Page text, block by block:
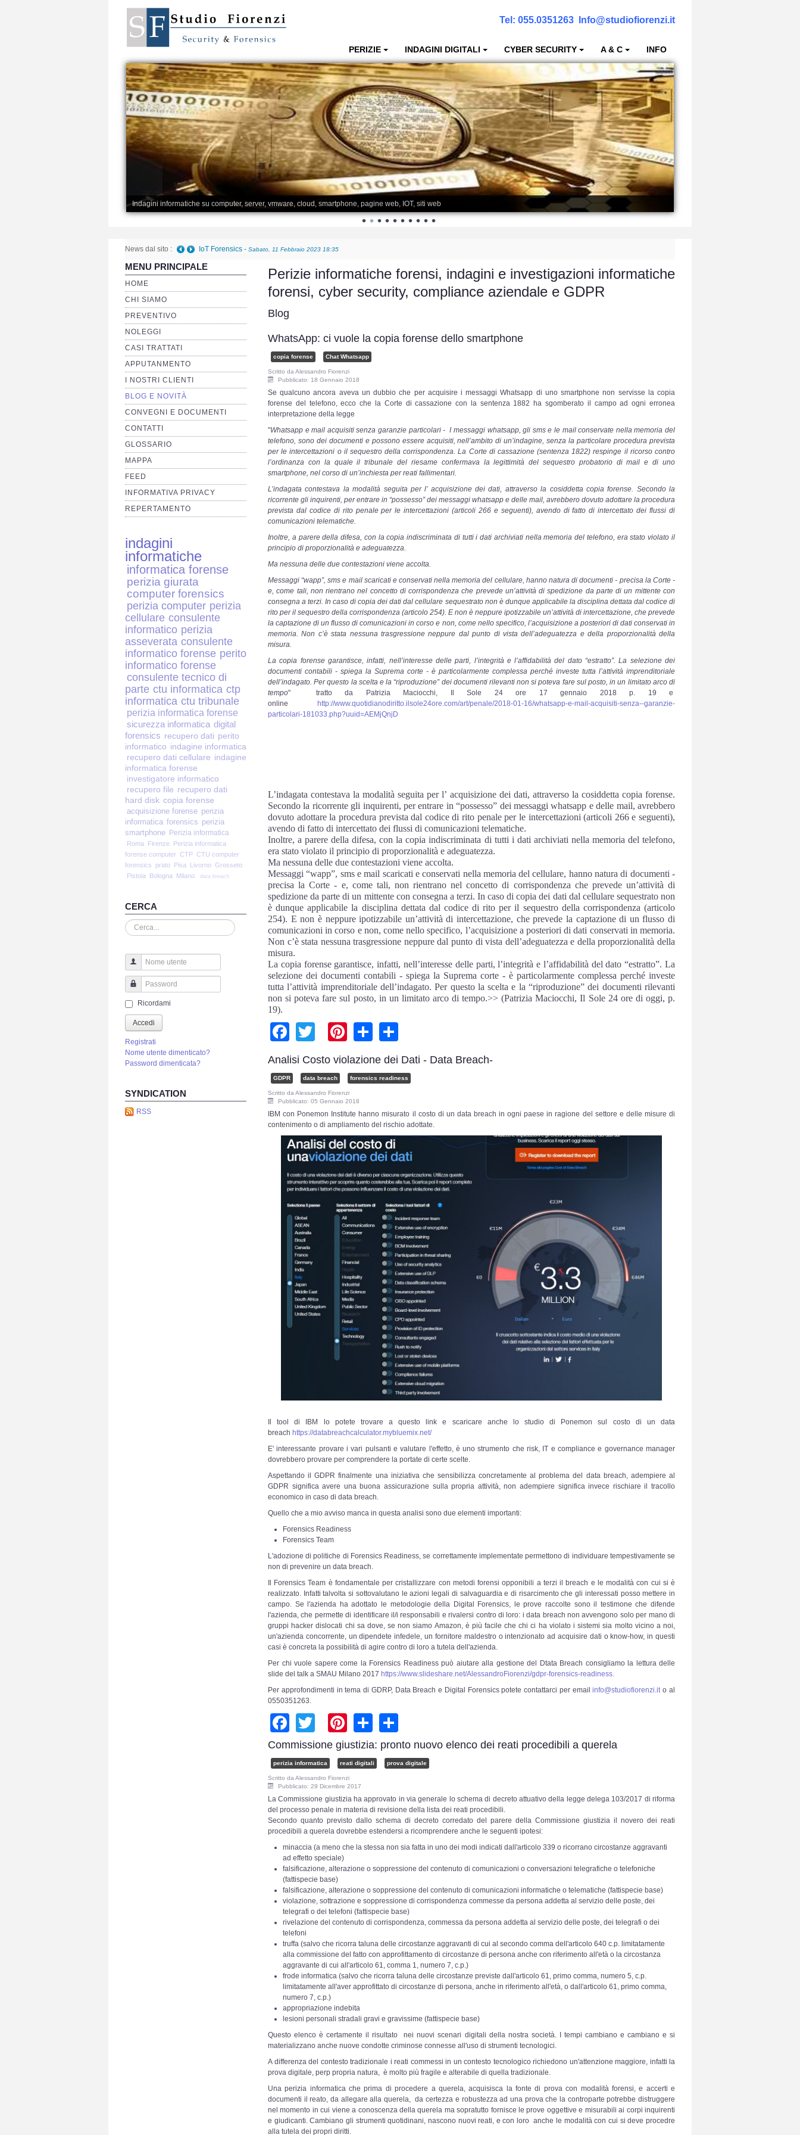
Tel: 055.0351263 Info@studiofiorenzi.it
PERIZIE INDAGINI DIGITALI CYBER SECURITY A & C INFO
Indagini informatiche su computer, server, vmware, cloud, smartphone, pagine web, IOT, siti web
News dal sito : Telefono danneggiato posso recuperare i dati anche a fini giudiziari?
MENU PRINCIPALE
HOME
CHI SIAMO
PREVENTIVO
NOLEGGI
CASI TRATTATI
APPUTANMENTO
I NOSTRI CLIENTI
BLOG E NOVITÀ
CONVEGNI E DOCUMENTI
CONTATTI
GLOSSARIO
MAPPA
FEED
INFORMATIVA PRIVACY
REPERTAMENTO
indagini
informatiche
informatica forense
perizia giurata
computer forensics
perizia computer perizia
cellulare consulente
informatico perizia
asseverata consulente
informatico forense perito
informatico forense
consulente tecnico di
parte ctu informatica ctp
informatica ctu tribunale
perizia informatica forense
sicurezza informatica digital
forensics recupero dati perito
informatico indagine informatica
recupero dati cellulare indagine
informatica forense
investigatore informatico
recupero file recupero dati
hard disk copia forense
acquisizione forense perizia
informatica forensics perizia
smartphone Perizia informatica
Roma Firenze Perizia informatica
forense computer CTP CTU computer
forensics
prato Pisa Livorno Grosseto
Pistoia
Bologna Milano. data breach
CERCA
Cerca...
Nome utente
Password
Ricordami
Accedi
Registrati
Nome utente dimenticato?
Password dimenticata?
SYNDICATION
RSS
Perizie informatiche forensi, indagini e investigazioni informatiche
forensi, cyber security, compliance aziendale e GDPR
Blog
WhatsApp: ci vuole la copia forense dello smartphone
copia forense Chat Whatsapp
Scritto da Alessandro Fiorenzi
Pubblicato: 18 Gennaio 2018
Se qualcuno ancora aveva un dubbio che per acquisire i messaggi Whatsapp di uno smartphone non servisse la copia
forense del telefono, ecco che la Corte di cassazione con la sentenza 1882 ha sgomberato il campo ad ogni erronea
interpretazione della legge
"Whatsapp e mail acquisiti senza garanzie particolari - I messaggi whatsapp, gli sms e le mail conservate nella memoria del
telefono, sono dei documenti e possono essere acquisiti, nell’ambito di un’indagine, senza la particolare procedura prevista
per le intercettazioni o il sequestro della corrispondenza. La Corte di cassazione (sentenza 1822) respinge il ricorso contro
l’ordinanza con la quale il tribunale del riesame confermava la legittimità del sequestro probatorio di mail e di uno
smartphone, nel corso di un’inchiesta per reati fallimentari.
L’indagata contestava la modalità seguita per l’ acquisizione dei dati, attraverso la cosiddetta copia forense. Secondo la
ricorrente gli inquirenti, per entrare in “possesso” dei messaggi whatsapp e delle mail, avrebbero dovuto adottare la procedura
prevista dal codice di rito penale per le intercettazioni (articoli 266 e seguenti), avendo di fatto di intercettato dei flussi di
comunicazioni telematiche.
Inoltre, a parere della difesa, con la copia indiscriminata di tutti i dati archiviati nella memoria del telefono, era stato violato il
principio di proporzionalità e adeguatezza.
Ma nessuna delle due contestazioni viene accolta.
Messaggi “wapp”, sms e mail scaricati e conservati nella memoria del cellulare, hanno natura di documenti - precisa la Corte -
e, come tali, non rientrano nel concetto di corrispondenza che prevede un’attività di spedizione da parte di un mittente con
consegna a terzi. In caso di copia dei dati dal cellulare sequestrato non è dunque applicabile la disciplina dettata dal codice di
rito per il sequestro della corrispondenza (articolo 254). E non è neppure ipotizzabile un’attività di intercettazione, che prevede
la captazione di un flusso di comunicazioni in corso e non, come nello specifico, l’acquisizione a posteriori di dati conservati in
memoria. Non c’è stata nessuna trasgressione neppure dal punto di vista dell’adeguatezza e della proporzionalità della
misura.
La copia forense garantisce, infatti, nell’interesse delle parti, l’integrità e l’affidabilità del dato “estratto”. La selezione dei
documenti contabili - spiega la Suprema corte - è particolarmente complessa perché investe tutta l’attività imprenditoriale
dell’indagato. Per questo la scelta e la “riproduzione” dei documenti rilevanti non si poteva fare sul posto, in un limitato arco di
tempo" tratto da Patrizia Maciocchi, Il Sole 24 ore 17 gennaio 2018 p. 19 e
online http://www.quotidianodiritto.ilsole24ore.com/art/penale/2018-01-16/whatsapp-e-mail-acquisiti-senza--garanzie-
particolari-181033.php?uuid=AEMjQnjD
L’indagata contestava la modalità seguita per l’ acquisizione dei dati, attraverso la cosiddetta copia forense.
Secondo la ricorrente gli inquirenti, per entrare in “possesso” dei messaggi whatsapp e delle mail, avrebbero
dovuto adottare la procedura prevista dal codice di rito penale per le intercettazioni (articoli 266 e seguenti),
avendo di fatto di intercettato dei flussi di comunicazioni telematiche.
Inoltre, a parere della difesa, con la copia indiscriminata di tutti i dati archiviati nella memoria del telefono,
era stato violato il principio di proporzionalità e adeguatezza.
Ma nessuna delle due contestazioni viene accolta.
Messaggi “wapp”, sms e mail scaricati e conservati nella memoria del cellulare, hanno natura di documenti -
precisa la Corte - e, come tali, non rientrano nel concetto di corrispondenza che prevede un’attività di
spedizione da parte di un mittente con consegna a terzi. In caso di copia dei dati dal cellulare sequestrato non
è dunque applicabile la disciplina dettata dal codice di rito per il sequestro della corrispondenza (articolo
254). E non è neppure ipotizzabile un’attività di intercettazione, che prevede la captazione di un flusso di
comunicazioni in corso e non, come nello specifico, l’acquisizione a posteriori di dati conservati in memoria.
Non c’è stata nessuna trasgressione neppure dal punto di vista dell’adeguatezza e della proporzionalità della
misura.
La copia forense garantisce, infatti, nell’interesse delle parti, l’integrità e l’affidabilità del dato “estratto”. La
selezione dei documenti contabili - spiega la Suprema corte - è particolarmente complessa perché investe
tutta l’attività imprenditoriale dell’indagato. Per questo la scelta e la “riproduzione” dei documenti rilevanti
non si poteva fare sul posto, in un limitato arco di tempo.>> (Patrizia Maciocchi, Il Sole 24 ore di oggi, p.
19).
Facebook
TwitterPinterest
Share
Analisi Costo violazione dei Dati - Data Breach-
GDPR data breach forensics readiness
Scritto da Alessandro Fiorenzi
Pubblicato: 05 Gennaio 2018
IBM con Ponemon Institute hanno misurato il costo di un data breach in ogni paese in ragione del settore e delle misure di
contenimento o di ampliamento del rischio adottate.
Il tool di IBM lo potete trovare a questo link e scaricare anche lo studio di Ponemon sul costo di un data
breach https://databreachcalculator.mybluemix.net/
E' interessante provare i vari pulsanti e valutare l'effetto, è uno strumento che risk, IT e compliance e governance manager
dovrebbero provare per comprendere la portate di certe scelte.
Aspettando il GDPR finalmente una iniziativa che sensibilizza concretamente al problema del data breach, adempiere al
GDPR significa avere una buona assicurazione sulla propria attività, non adempiere significa invece rischiare il tracollo
economico in caso di data breach.
Quello che a mio avviso manca in questa analisi sono due elementi importanti:
Forensics Readiness
Forensics Team
L'adozione di politiche di Forensics Readiness, se correttamente implementate permettono di individuare tempestivamente se
non di prevenire un data breach.
Il Forensics Team è fondamentale per cristallizzare con metodi forensi opponibili a terzi il breach e le modalità con cui si è
realizzato. Infatti talvolta si sottovalutano le azioni legali di salvaguardia e di risarcimento che gli interessati posso mettere in
campo. Se l'azienda ha adottato le metodologie della Digital Forensics, le prove raccolte sono il testimone che difende
l'azienda, che permette di identificare il/i responsabili e rivalersi contro di loro: i data breach non avvengono solo per mano di
gruppi hacker dislocati chi sa dove, se non siamo Amazon, è più facile che chi ci ha violato i sistemi sia molto vicino a noi,
un'azienda concorrente, un dipendete infedele, un fornitore maldestro o intenzionato ad acquisire dati o know-how, in questi
casi è concreta la possibilità di agire contro di loro a tutela dell'azienda.
Per chi vuole sapere come la Forensics Readiness può aiutare alla gestione del Dtata Breach consigliamo la lettura delle
slide del talk a SMAU Milano 2017 https://www.slideshare.net/AlessandroFiorenzi/gdpr-forensics-readiness.
Per approfondimenti in tema di GDRP, Data Breach e Digital Forensics potete contattarci per emailinfo@studiofiorenzi.ito al
0550351263.
Facebook
TwitterPinterest
Share
Commissione giustizia: pronto nuovo elenco dei reati procedibili a querela
perizia informatica reati digitali prova digitale
Scritto da Alessandro Fiorenzi
Pubblicato: 29 Dicembre 2017
La Commissione giustizia ha approvato in via generale lo schema di decreto attuativo della legge delega 103/2017 di riforma
del processo penale in materia di revisione della lista dei reati procedibili.
Secondo quanto previsto dallo schema di decreto corredato del parere della Commissione giustizia il novero dei reati
procedibili a querela dovrebbe estendersi a ricomprendere anche le seguenti ipotesi:
minaccia (a meno che la stessa non sia fatta in uno dei modi indicati dall'articolo 339 o ricorrano circostanze aggravanti
ad effetto speciale)
falsificazione, alterazione o soppressione del contenuto di comunicazioni o conversazioni telegrafiche o telefoniche
(fattispecie base)
falsificazione, alterazione o soppressione del contenuto di comunicazioni informatiche o telematiche (fattispecie base)
violazione, sottrazione e soppressione di corrispondenza commesse da persona addetta al servizio delle poste, dei
telegrafi o dei telefoni (fattispecie base)
rivelazione del contenuto di corrispondenza, commessa da persona addetta al servizio delle poste, dei telegrafi o dei
telefoni
truffa (salvo che ricorra taluna delle circostanze aggravanti di cui al secondo comma dell'articolo 640 c.p. limitatamente
alla commissione del fatto con approfittamento di circostanze di persona anche con riferimento all'età o la circostanza
aggravante di cui all'articolo 61, comma 1, numero 7, c.p.)
frode informatica (salvo che ricorra taluna delle circostanze previste dall'articolo 61, primo comma, numero 5, c.p.
limitatamente all'aver approfittato di circostanze di persona, anche in riferimento all'età, o dall'articolo 61, primo comma,
numero 7, c.p.)
appropriazione indebita
lesioni personali stradali gravi e gravissime (fattispecie base)
Questo elenco è certamente il risultato nei nuovi scenari digitali della nostra società. I tempi cambiano e cambiano e si
materializzano anche nuove condotte criminose connesse all'uso di strumenti tecnologici.
A differenza del contesto tradizionale i reati commessi in un contesto tecnologico richiedono un'attenzione maggiore, infatti la
prova digitale, perp propria natura, è molto più fragile e alterabile di quella tradizionale.
Una perizia informatica che prima di procedere a querela, acquisisca la fonte di prova con modalità forensi, e accerti e
documenti il reato, da allegare alla querela, da certezza e robustezza ad una prova che la controparte potrebbe distruggere
nel momento in cui viene a conoscenza della querela ma sopratutto fornisce le prove oggettive e misurabili ai corpi inquirenti
e giudicanti. Cambiano gli strumenti quotidinani, nascono nuovi reati, e con loro anche le modalità con cui si deve procedre
alla tutela dei propri diritti.